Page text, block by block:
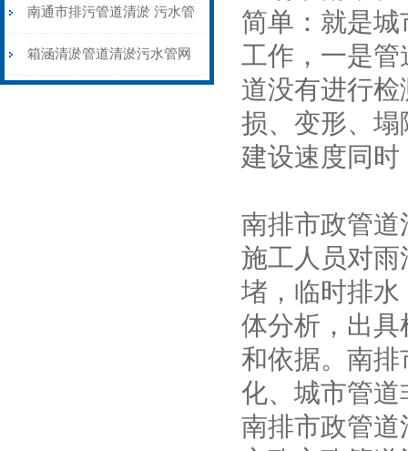
机器人检测雨污管道非开挖
修复
南通市排污管道清淤 污水管
网下水道疏通清洗
箱涵清淤管道清淤污水管网
简单：就是
工作，一是
道没有进行
损、变形、
建设速度同
南排市政管
施工人员对
堵，临时排
体分析，出
和依据。南
化、城市管
南排市政管